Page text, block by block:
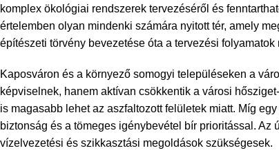
komplex ökológiai rendszerek tervezéséről és
értelemben olyan mindenki számára nyitott tér, amely
építészeti törvény bevezetése óta a tervezési
Kaposváron és a környező somogyi településeken a
képviselnek, hanem aktívan csökkentik a városi
is magasabb lehet az aszfaltozott felületek miatt. Míg
biztonság és a tömeges igénybevétel bír prioritással.
vízelvezetési és szikkasztási megoldások szükségesek.